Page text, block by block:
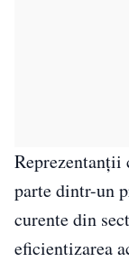
Reprezentanții
parte dintr-un
curente din
eficientizarea